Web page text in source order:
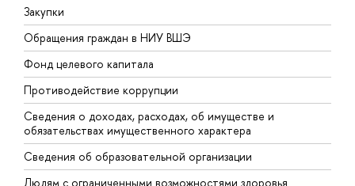
Закупки
Обращения граждан в НИУ ВШЭ
Фонд целевого капитала
Противодействие коррупции
Сведения о доходах, расходах, об имуществе и
обязательствах имущественного характера
Сведения об образовательной организации
Людям с ограниченными возможностями здоровья